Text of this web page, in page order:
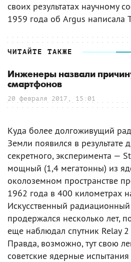
своих результатах научному
1959 года об Argus написала
ЧИТАЙТЕ ТАКЖЕ
Инженеры назвали
смартфонов
20 февраля 2017, 15:01
Куда более долгоживущий
Земли появился в результате
секретного, эксперимента —
мощный (1,4 мегатонны) из
околоземном пространстве
1962 года в 400 километрах
Искусственный
продержался несколько лет,
еще наблюдал спутник Relay
Правда, возможно, тут свою
советские ядерные